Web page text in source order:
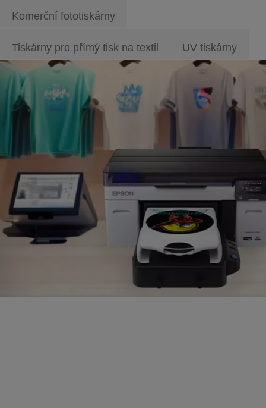
Komerční fototiskárny
Tiskárny pro přímý tisk na textil UV tiskárny